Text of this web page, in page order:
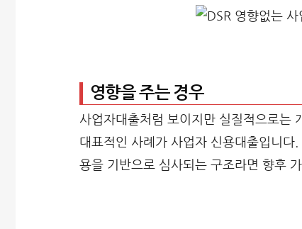
영향을 주는 경우
사업자대출처럼 보이지만 실질적으로는
대표적인 사례가 사업자 신용대출입니
용을 기반으로 심사되는 구조라면 향후